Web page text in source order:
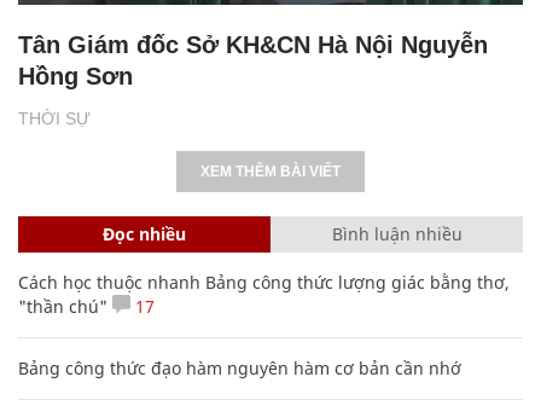
THỜI SỰ
Tân Giám đốc Sở KH&CN Hà Nội Nguyễn
Hồng Sơn
XEM THÊM BÀI VIẾT
Đọc nhiều Bình luận nhiều
Cách học thuộc nhanh Bảng công thức lượng giác bằng thơ,
"thần chú"
17
Bảng công thức đạo hàm nguyên hàm cơ bản cần nhớ